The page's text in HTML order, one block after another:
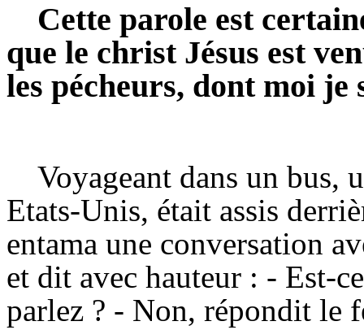
Cette parole est
que le christ Jésus est
les pécheurs, dont moi je
Voyageant dans un bus,
Etats-Unis, était assis
entama une conversation
et dit avec hauteur : - Est-
parlez ? - Non, répondit le